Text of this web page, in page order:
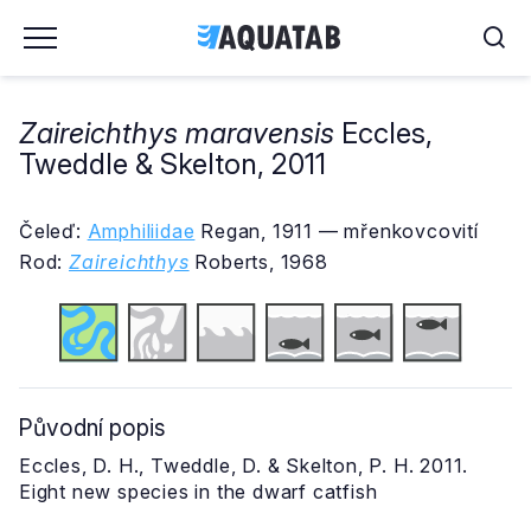
Zaireichthys maravensis Eccles,
Tweddle & Skelton, 2011
Čeleď: Amphiliidae Regan, 1911 — mřenkovcovití
Rod: Zaireichthys Roberts, 1968
Původní popis
Eccles, D. H., Tweddle, D. & Skelton, P. H. 2011.
Eight new species in the dwarf catfish